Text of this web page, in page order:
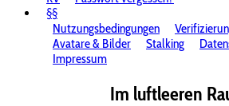
§§
Nutzungsbedingungen
Avatare & Bilder
Stalking
Impressum
Im luftleeren